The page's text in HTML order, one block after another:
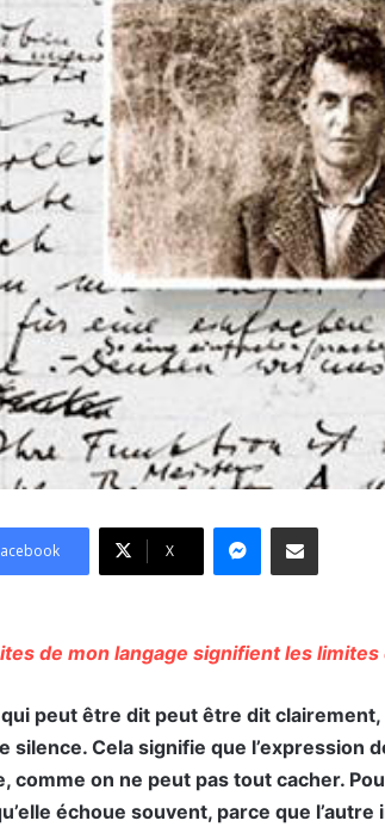
X
de mon langage signifient les
peut être dit peut être dit
silence. Cela signifie que l’expression
comme on ne peut pas tout cacher.
échoue souvent, parce que